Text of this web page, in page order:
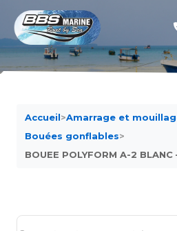
Accueil>Amarrage et
Bouées gonflables>
BOUEE POLYFORM A-2 BLANC